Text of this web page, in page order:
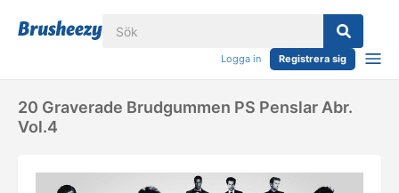
Logga in Registrera sig
20 Graverade Brudgummen PS Penslar Abr.
Vol.4